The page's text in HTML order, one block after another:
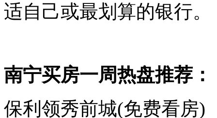
适自己或最划算的银行。
南宁买房一周热盘推荐：
保利领秀前城(免费看房)